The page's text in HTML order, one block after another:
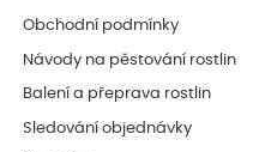
Obchodní podmínky
Návody na pěstování rostlin
Balení a přeprava rostlin
Sledování objednávky